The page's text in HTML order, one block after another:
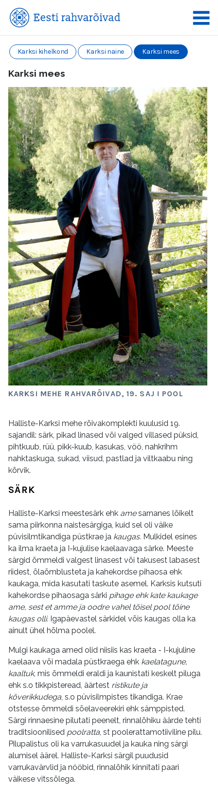
Karksi kihelkond Karksi naine Karksi mees
Karksi mees
KARKSI MEHE RAHVARÕIVAD, 19. SAJ I POOL
Halliste-Karksi mehe rõivakomplekti kuulusid 19.
sajandil: särk, pikad linased või valged villased püksid,
pihtkuub, rüü, pikk-kuub, kasukas, vöö, nahkrihm
nahktaskuga, sukad, viisud, pastlad ja viltkaabu ning
kõrvik.
SÄRK
Halliste-Karksi meestesärk ehk amesarnanes lõikelt
sama piirkonna naistesärgiga, kuid sel oli väike
püvisilmtikandiga püstkrae ja kaugas. Mulkidel esines
ka ilma kraeta ja I-kujulise kaelaavaga särke. Meeste
särgid õmmeldi valgest linasest või takusest labasest
riidest, õlaõmblusteta ja kahekordse pihaosa ehk
kaukaga, mida kasutati taskute asemel. Karksis kutsuti
kahekordse pihaosaga särki pihage ehk kate kaukage
ame, sest et amme ja oodre vahel tõisel pool tõine
kaugas olli. Igapäevastel särkidel võis kaugas olla ka
ainult ühel hõlma poolel.
Mulgi kaukaga amed olid niisiis kas kraeta - I-kujuline
kaelaava või madala püstkraega ehk kaelatagune,
kaaltuk, mis õmmeldi eraldi ja kaunistati keskelt piluga
ehk s.o tikkpisteread, äärtest ristikute ja
kõverikkudega, s.o püvisilmpistes tikandiga. Krae
otstesse õmmeldi sõelaveerekiri ehk sämppisted.
Särgi rinnaesine pilutati peenelt, rinnalõhiku äärde tehti
traditsioonilised poolratta, st poolerattamotiiviline pilu.
Pilupalistus oli ka varrukasuudel ja kauka ning särgi
alumisel äärel. Halliste-Karksi särgil puudusid
varrukavärvlid ja nööbid, rinnalõhik kinnitati paari
väikese vitssõlega.